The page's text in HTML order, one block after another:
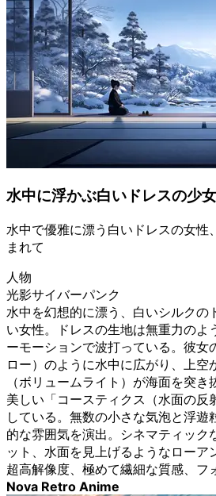
水中に浮かぶ白いドレスの少女
水中で優雅に漂う白いドレスの女性
まれて
人物
光影サイバーパンク
水中を幻想的に漂う、白いシルクの
い女性。ドレスの生地は無重力のよ
ーモーションで波打っている。彼女
ロー）のように水中に広がり、上空
（ボリュームライト）が海面を突
美しい「コースティクス（水面の反
している。無数の小さな気泡と浮遊
的な雰囲気を演出。シネマティック
ット、水面を見上げるようなローア
超高解像度、極めて繊細な質感、フ
Nova Retro Anime